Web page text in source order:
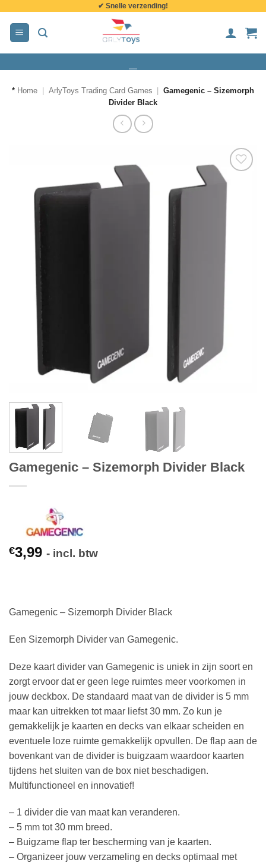
inhoud
✔ Snelle verzending!
* Home ArlyToys Trading Card Games
Gamegenic – Sizemorph
Divider Black
Gamegenic – Sizemorph Divider Black
€3,99 - incl. btw
Gamegenic – Sizemorph Divider Black
Een Sizemorph Divider van Gamegenic.
Deze kaart divider van Gamegenic is uniek in zijn soort en
zorgt ervoor dat er geen lege ruimtes meer voorkomen in
jouw deckbox. De standaard maat van de divider is 5 mm
maar kan uitrekken tot maar liefst 30 mm. Zo kun je
gemakkelijk je kaarten en decks van elkaar scheiden en
eventuele loze ruimte gemakkelijk opvullen. De flap aan de
bovenkant van de divider is buigzaam waardoor kaarten
tijdens het sluiten van de box niet beschadigen.
Multifunctioneel en innovatief!
– 1 divider die van maat kan veranderen.
– 5 mm tot 30 mm breed.
– Buigzame flap ter bescherming van je kaarten.
– Organizeer jouw verzameling en decks optimaal met